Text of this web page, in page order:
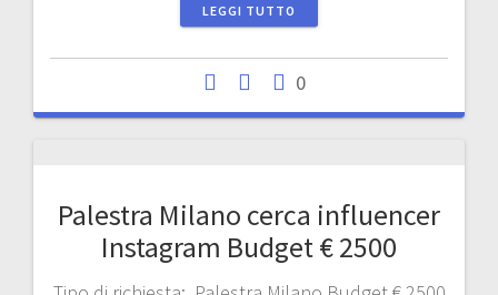
LEGGI TUTTO
0
Palestra Milano cerca influencer
Instagram Budget € 2500